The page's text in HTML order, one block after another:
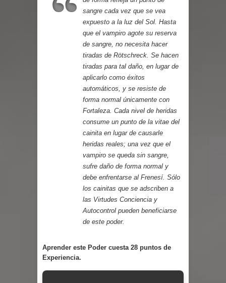
Parte 07: Asuntos que Resolver
sangre cada vez que se vea
expuesto a la luz del Sol. Hasta
que el vampiro agote su reserva
de sangre, no necesita hacer
tiradas de Rötschreck. Se hacen
tiradas para tal daño, en lugar de
aplicarlo como éxitos
automáticos, y se resiste de
forma normal únicamente con
Fortaleza. Cada nivel de heridas
consume un punto de la vitae del
cainita en lugar de causarle
heridas reales; una vez que el
vampiro se queda sin sangre,
sufre daño de forma normal y
debe enfrentarse al Frenesí. Sólo
los cainitas que se adscriben a
las Virtudes Conciencia y
Autocontrol pueden beneficiarse
de este poder.
Aprender este Poder cuesta 28 puntos de
Experiencia.